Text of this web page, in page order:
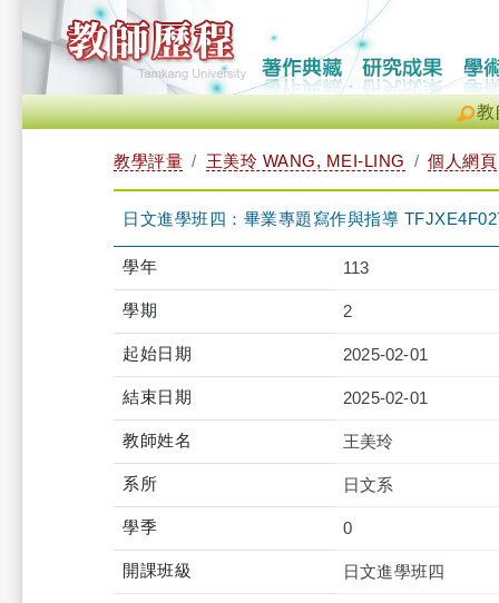
教
教學評量 王美玲 WANG, MEI-LING 個人網頁
日文進學班四：畢業專題寫作與指導
學年 113
學期 2
起始日期 2025-02-01
結束日期 2025-02-01
教師姓名 王美玲
系所 日文系
學季 0
開課班級 日文進學班四